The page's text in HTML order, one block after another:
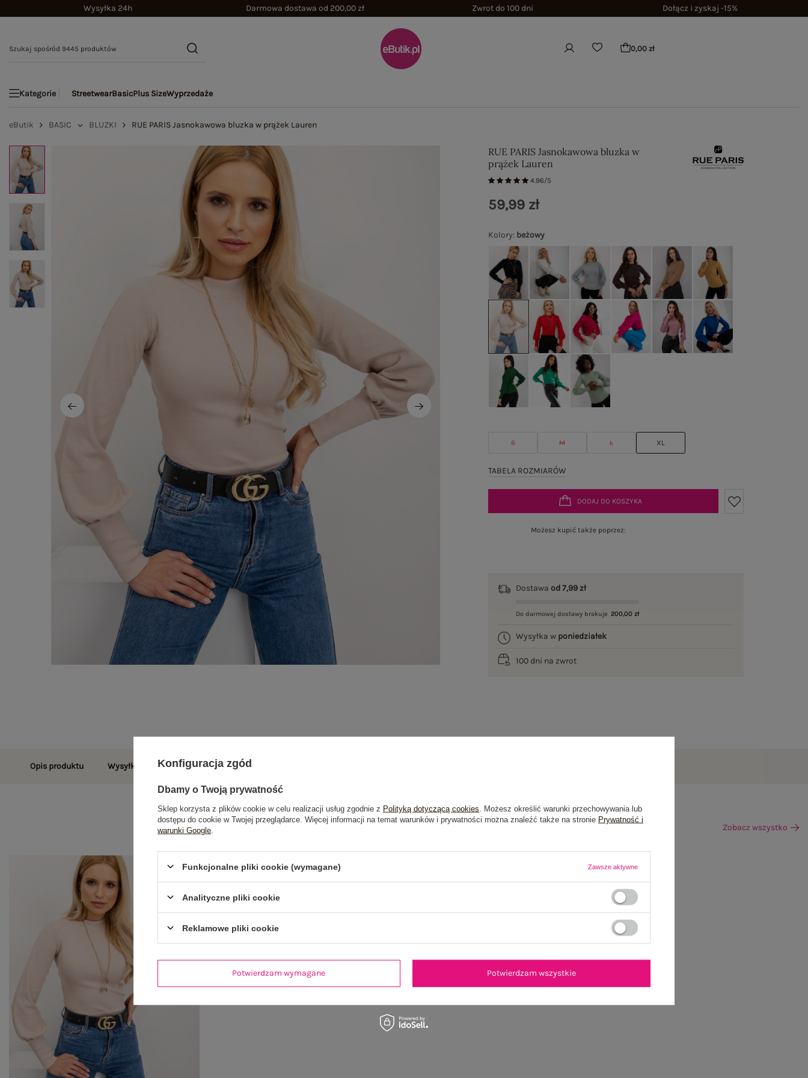
Wysyłka 24h Darmowa dostawa od 200,00 zł Zwrot do 100 dni Dołącz i zyskaj -15%
0,00 zł
Kategorie StreetwearBasicPlus SizeWyprzedaże
eButik BASIC BLUZKI RUE PARIS Jasnokawowa bluzka w prążek Lauren
RUE PARIS Jasnokawowa bluzka w
prążek Lauren
4.96/5
Kolory: beżowy
S M L XL
TABELA ROZMIARÓW
59,99 zł
DODAJ DO KOSZYKA
Możesz kupić także poprzez:
Dostawaod 7,99 zł
Do darmowej dostawy brakuje 200,00 zł
Wysyłka w poniedziałek
100 dni na zwrot
Opis produktu Wysyłka i dostawa Zwroty i reklamacje
OSTATNIO OGLĄDANE Zobacz wszystko
Konfiguracja zgód
Dbamy o Twoją prywatność
Sklep korzysta z plików cookie w celu realizacji usług zgodnie z Polityką dotyczącą cookies . Możesz określić warunki przechowywania lub
dostępu do cookie w Twojej przeglądarce. Więcej informacji na temat warunków i prywatności można znaleźć także na stronie Prywatność i
warunki Google
Funkcjonalne pliki cookie (wymagane) Zawsze aktywne
Analityczne pliki cookie
Reklamowe pliki cookie
Potwierdzam wymagane Potwierdzam wszystkie